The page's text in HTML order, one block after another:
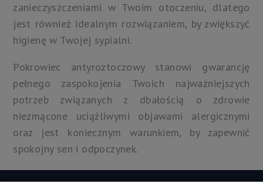
zanieczyszczeniami w Twoim otoczeniu, dlatego
jest również idealnym rozwiązaniem, by zwiększyć
higienę w Twojej sypialni.
Pokrowiec antyroztoczowy stanowi gwarancję
pełnego zaspokojenia Twoich najważniejszych
potrzeb związanych z dbałością o zdrowie
niezmącone uciążliwymi objawami alergicznymi
oraz jest koniecznym warunkiem, by zapewnić
spokojny sen i odpoczynek.